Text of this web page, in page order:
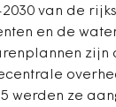
van de
en de
zijn
werden ze